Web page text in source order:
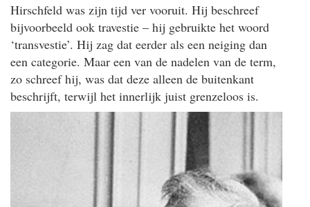
Hirschfeld was zijn tijd ver vooruit. Hij beschreef
bijvoorbeeld ook travestie – hij gebruikte het woord
‘transvestie’. Hij zag dat eerder als een neiging dan
een categorie. Maar een van de nadelen van de term,
zo schreef hij, was dat deze alleen de buitenkant
beschrijft, terwijl het innerlijk juist grenzeloos is.